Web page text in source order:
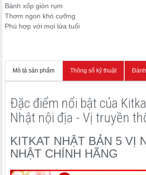
Bánh xốp giòn rụm
Thơm ngon khó cưỡng
Phù hợp với mọi lứa tuổi
Mô tả sản phẩm Thông số kỹ thuật
Đặc điểm nổi bật của
Nhật nội địa - Vị truyền
KITKAT NHẬT BẢN 5 VỊ
NHẬT CHÍNH HÃNG